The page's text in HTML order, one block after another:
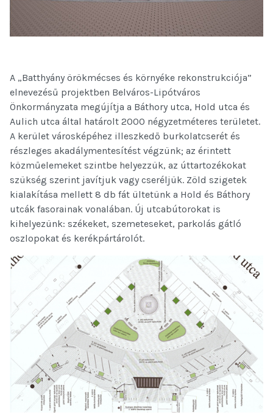
A „Batthyány örökmécses és környéke rekonstrukciója”
elnevezésű projektben Belváros-Lipótváros
Önkormányzata megújítja a Báthory utca, Hold utca és
Aulich utca által határolt 2000 négyzetméteres területet.
A kerület városképéhez illeszkedő burkolatcserét és
részleges akadálymentesítést végzünk; az érintett
közműelemeket szintbe helyezzük, az úttartozékokat
szükség szerint javítjuk vagy cseréljük. Zöld szigetek
kialakítása mellett 8 db fát ültetünk a Hold és Báthory
utcák fasorainak vonalában. Új utcabútorokat is
kihelyezünk: székeket, szemeteseket, parkolás gátló
oszlopokat és kerékpártárolót.